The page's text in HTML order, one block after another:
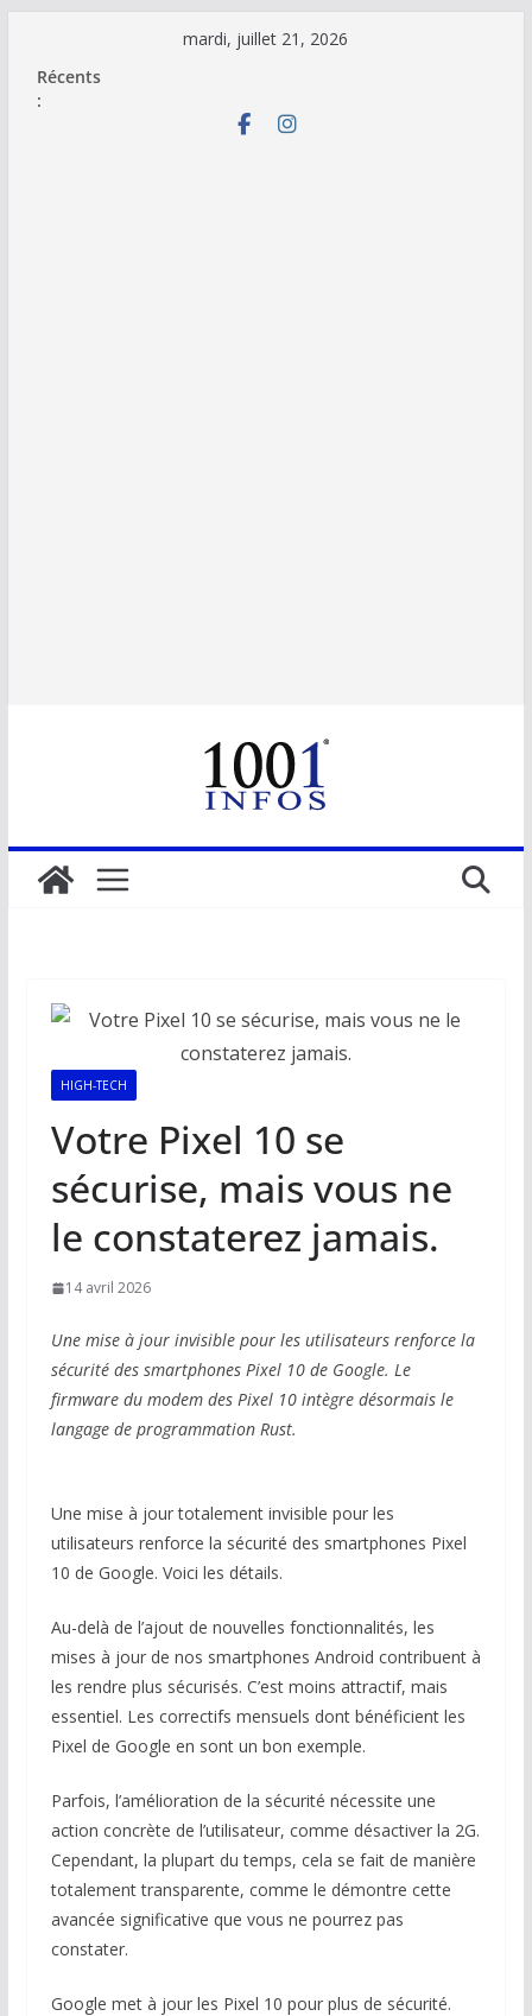
contenu
mardi, juillet 21, 2026
Récents
:
HIGH-TECH
Votre Pixel 10 se
sécurise, mais vous ne
le constaterez jamais.
14 avril 2026
Une mise à jour invisible pour les utilisateurs renforce la
sécurité des smartphones Pixel 10 de Google. Le
firmware du modem des Pixel 10 intègre désormais le
langage de programmation Rust.
Une mise à jour totalement invisible pour les
utilisateurs renforce la sécurité des smartphones Pixel
10 de Google. Voici les détails.
Au-delà de l’ajout de nouvelles fonctionnalités, les
mises à jour de nos smartphones Android contribuent à
les rendre plus sécurisés. C’est moins attractif, mais
essentiel. Les correctifs mensuels dont bénéficient les
Pixel de Google en sont un bon exemple.
Parfois, l’amélioration de la sécurité nécessite une
action concrète de l’utilisateur, comme désactiver la 2G.
Cependant, la plupart du temps, cela se fait de manière
totalement transparente, comme le démontre cette
avancée significative que vous ne pourrez pas
constater.
Google met à jour les Pixel 10 pour plus de sécurité.